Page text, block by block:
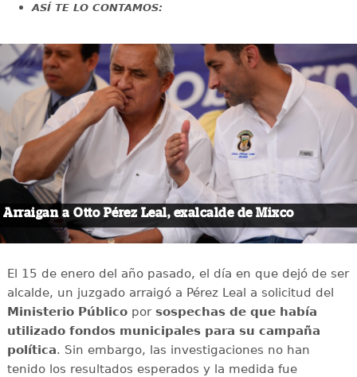
ASÍ TE LO CONTAMOS:
Arraigan a Otto Pérez Leal, exalcalde de Mixco
El 15 de enero del año pasado, el día en que dejó de ser
alcalde, un juzgado arraigó a Pérez Leal a solicitud del
Ministerio Públicopor sospechas de que había
utilizado fondos municipales para su campaña
política. Sin embargo, las investigaciones no han
tenido los resultados esperados y la medida fue